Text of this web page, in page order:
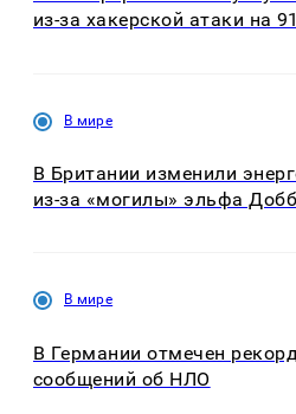
из-за хакерской атаки на
В мире
В Британии изменили
из-за «могилы» эльфа
В мире
В Германии отмечен
сообщений об НЛО